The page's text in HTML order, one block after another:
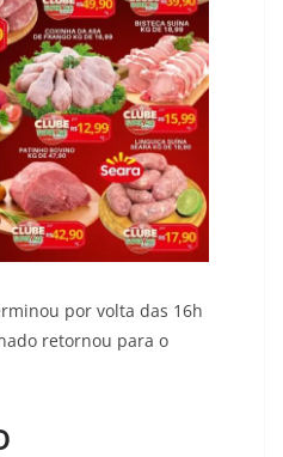
por volta das 16h
retornou para o